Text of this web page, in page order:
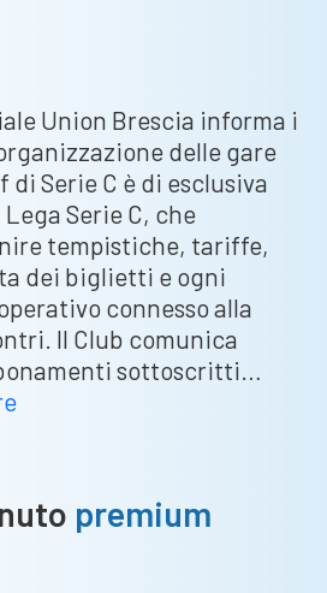
Union Brescia informa i
delle gare
di Serie C è di esclusiva
Serie C, che
tempistiche, tariffe,
dei biglietti e ogni
connesso alla
Il Club comunica
sottoscritti…
Union
validi premium